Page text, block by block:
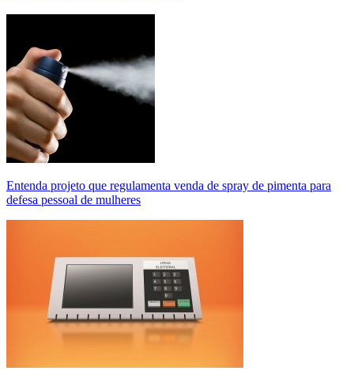
Entenda projeto que regulamenta venda de spray de pimenta para
defesa pessoal de mulheres